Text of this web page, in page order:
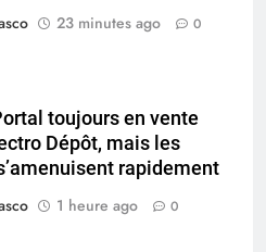
23 minutes ago 0
toujours en vente
Dépôt, mais les
rapidement
1 heure ago 0